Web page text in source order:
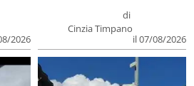
2026
di
Cinzia Timpano
il 07/08/2026